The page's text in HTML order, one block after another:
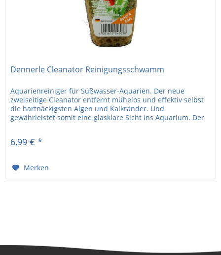
Dennerle Cleanator Reinigungsschwamm
Aquarienreiniger für Süßwasser-Aquarien. Der neue
zweiseitige Cleanator entfernt mühelos und effektiv selbst
die hartnäckigsten Algen und Kalkränder. Und
gewährleistet somit eine glasklare Sicht ins Aquarium. Der
6,99 € *
Merken